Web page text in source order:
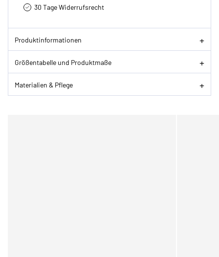
30 Tage Widerrufsrecht
Produktinformationen
Größentabelle und Produktmaße
Materialien & Pflege